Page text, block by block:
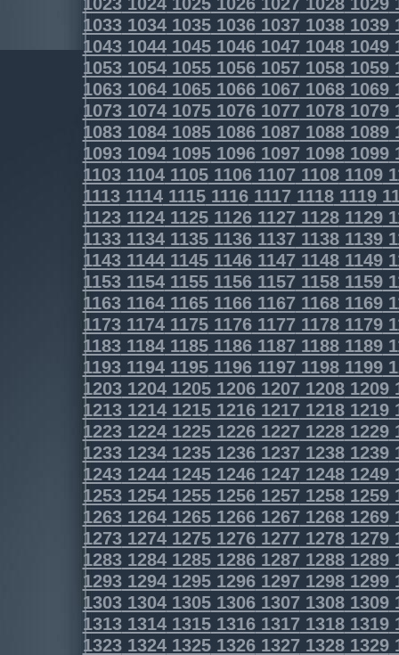
1033103410351036103710381039
1043104410451046104710481049
1053105410551056105710581059
1063106410651066106710681069
1073107410751076107710781079
1083108410851086108710881089
1093109410951096109710981099
1103110411051106110711081109
1113111411151116111711181119
1123112411251126112711281129
1133113411351136113711381139
1143114411451146114711481149
1153115411551156115711581159
1163116411651166116711681169
1173117411751176117711781179
1183118411851186118711881189
1193119411951196119711981199
1203120412051206120712081209
1213121412151216121712181219
1223122412251226122712281229
1233123412351236123712381239
1243124412451246124712481249
1253125412551256125712581259
1263126412651266126712681269
1273127412751276127712781279
1283128412851286128712881289
1293129412951296129712981299
1303130413051306130713081309
1313131413151316131713181319
1323132413251326132713281329